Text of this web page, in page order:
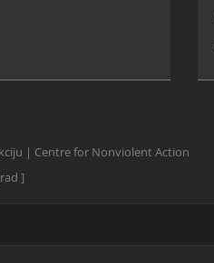
| Centre for Nonviolent Action
]